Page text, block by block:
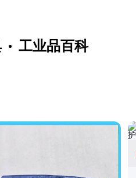
工业品百科